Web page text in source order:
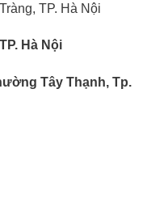
TP. Hà Nội
Hà Nội
Tây Thạnh, Tp.